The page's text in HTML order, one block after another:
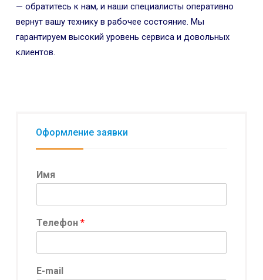
— обратитесь к нам, и наши специалисты оперативно
вернут вашу технику в рабочее состояние. Мы
гарантируем высокий уровень сервиса и довольных
клиентов.
Оформление заявки
Имя
Телефон *
*
И
E-mail